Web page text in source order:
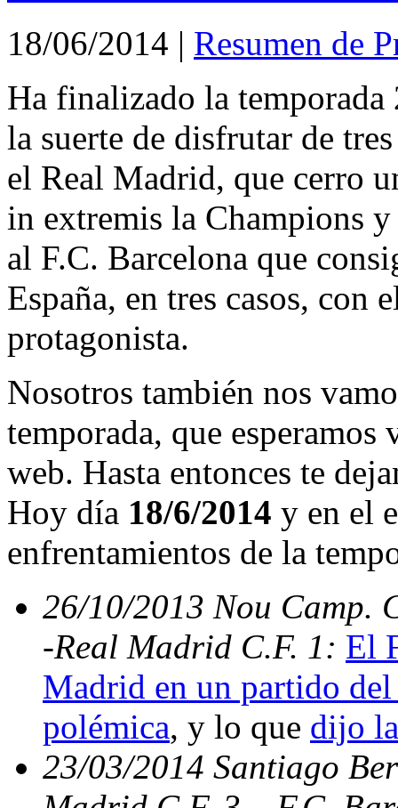
18/06/2014 | Resumen de
Ha finalizado la
la suerte de disfrutar de
el Real Madrid, que cerro
in extremis la Champions
al F.C. Barcelona que
España, en tres casos,
protagonista.
Nosotros también nos
temporada, que esperamos
web. Hasta entonces te
Hoy día 18/6/2014 y en el
enfrentamientos de la
26/10/2013 Nou Camp.
-Real Madrid C.F. 1: El
Madrid en un partido
polémica, y lo que dijo
23/03/2014 Santiago